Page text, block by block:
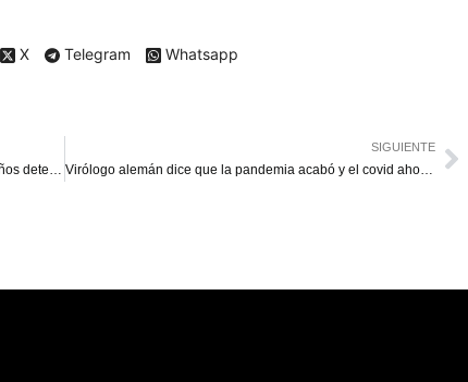
X Telegram Whatsapp
Maestros piden liberación de docente que lleva 2 años detenido
SIGUIENTE
Virólogo alemán dice que la pandemia acabó y el covid ahora es endémico